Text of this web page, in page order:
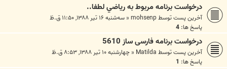
درخواست برنامه مربوط به رياضي لطفا..
آخرین پست توسطmohsenp
« سه‌شنبه ۱۶ تیر ۱۳۸۸, ۱۱:۵۰ ق.ظ
پاسخ ها: 4
درخواست برنامه فارسی ساز 5610
آخرین پست توسطMatilda
« چهارشنبه ۱۰ تیر ۱۳۸۸, ۸:۵۳ ق.ظ
پاسخ ها: 1